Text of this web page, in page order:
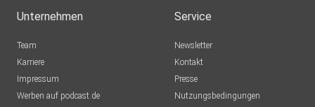
Unternehmen
Team
Karriere
Impressum
Werben auf podcast.de
Service
Newsletter
Kontakt
Presse
Nutzungsbedingungen